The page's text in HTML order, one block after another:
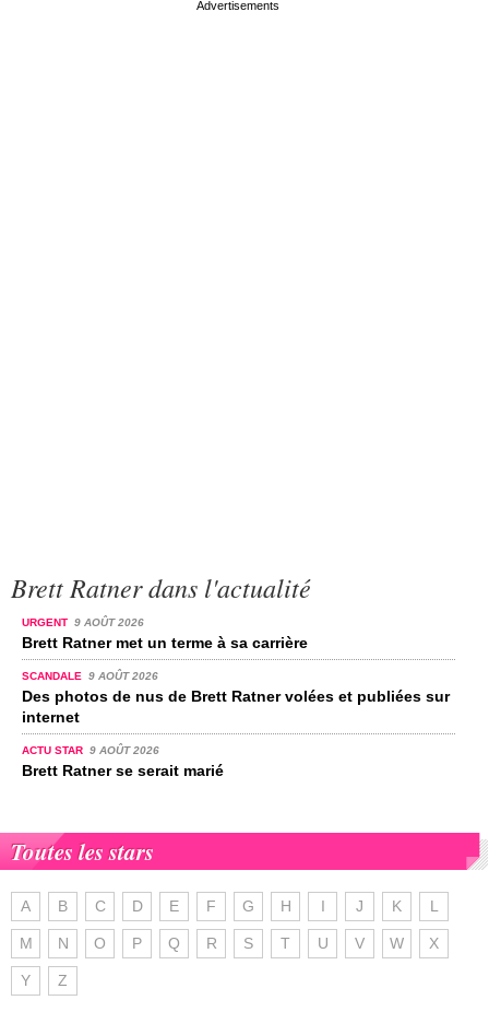
Brett Ratner dans l'actualité
URGENT 9 AOÛT 2026
Brett Ratner met un terme à sa carrière
SCANDALE 9 AOÛT 2026
Des photos de nus de Brett Ratner volées et publiées sur
internet
ACTU STAR 9 AOÛT 2026
Brett Ratner se serait marié
Toutes les stars
A B C D E F G H I J K L
M N O P Q R S T U V W X
Y Z